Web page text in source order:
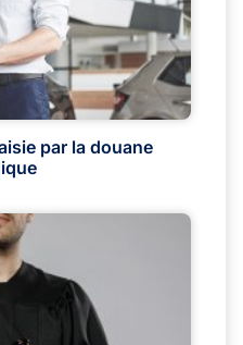
par la douane